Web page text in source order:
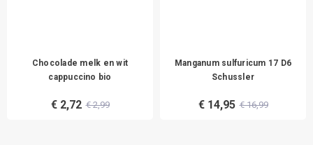
Chocolade melk en wit
cappuccino bio
€ 2,72 € 2,99
Manganum sulfuricum 17 D6
Schussler
€ 14,95 € 16,99